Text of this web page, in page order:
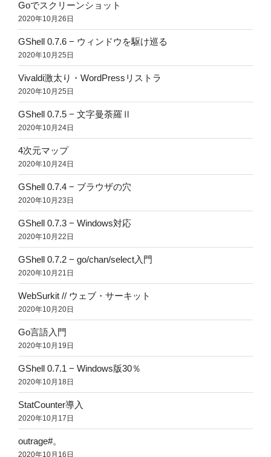
Goでスクリーンショット
2020年10月26日
GShell 0.7.6 − ウィンドウを駆け巡る
2020年10月25日
Vivaldi激太り・WordPressリストラ
2020年10月25日
GShell 0.7.5 − 文字曼荼羅Ⅱ
2020年10月24日
4次元マップ
2020年10月24日
GShell 0.7.4 − ブラウザの穴
2020年10月23日
GShell 0.7.3 − Windows対応
2020年10月22日
GShell 0.7.2 − go/chan/select入門
2020年10月21日
WebSurkit // ウェブ・サーキット
2020年10月20日
Go言語入門
2020年10月19日
GShell 0.7.1 − Windows版30％
2020年10月18日
StatCounter導入
2020年10月17日
outrage#。
2020年10月16日